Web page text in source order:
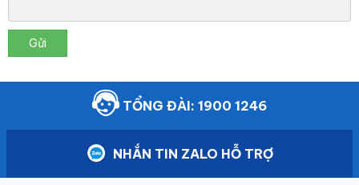
Gửi
TỔNG ĐÀI: 1900 1246
NHẮN TIN ZALO HỖ TRỢ